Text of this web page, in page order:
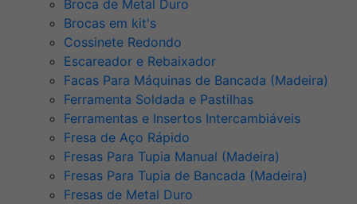
Broca de Metal Duro
Brocas em kit's
Cossinete Redondo
Escareador e Rebaixador
Facas Para Máquinas de Bancada (Madeira)
Ferramenta Soldada e Pastilhas
Ferramentas e Insertos Intercambiáveis
Fresa de Aço Rápido
Fresas Para Tupia Manual (Madeira)
Fresas Para Tupia de Bancada (Madeira)
Fresas de Metal Duro